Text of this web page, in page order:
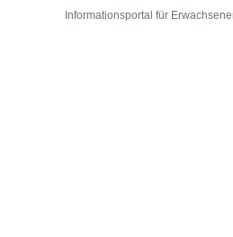
Informationsportal für